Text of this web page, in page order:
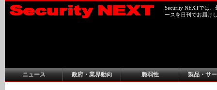
Security NEXTでは
ースを日刊でお届け
ニュース 政府・業界動向 脆弱性 製品・サ